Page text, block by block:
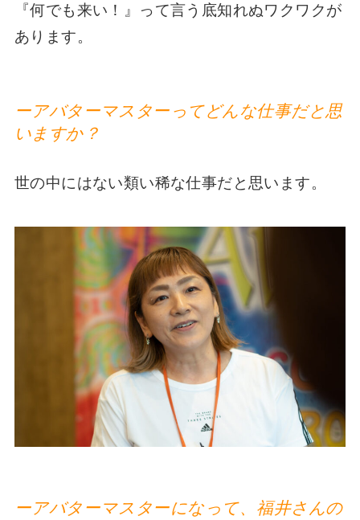
『何でも来い！』って言う底知れぬワクワクが
あります。
ーアバターマスターってどんな仕事だと思
いますか？
世の中にはない類い稀な仕事だと思います。
ーアバターマスターになって、福井さんの